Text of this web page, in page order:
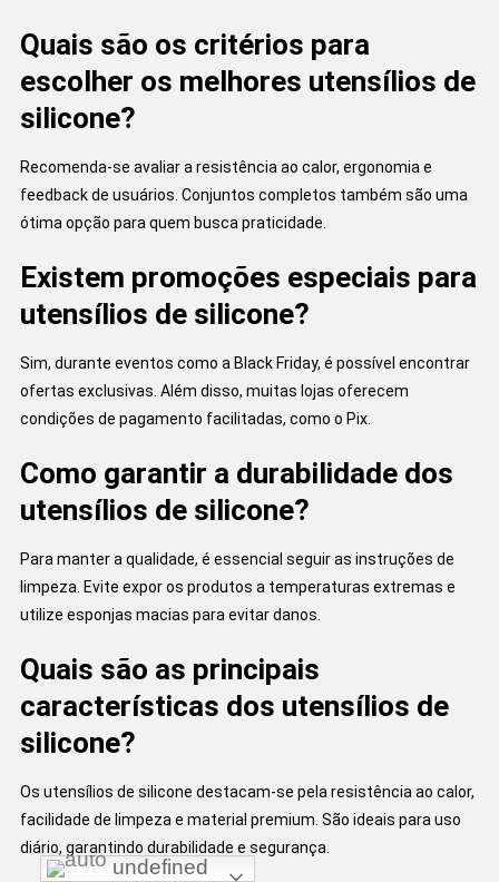
Quais são os critérios para
escolher os melhores utensílios de
silicone?
Recomenda-se avaliar a resistência ao calor, ergonomia e
feedback de usuários. Conjuntos completos também são uma
ótima opção para quem busca praticidade.
Existem promoções especiais para
utensílios de silicone?
Sim, durante eventos como a Black Friday, é possível encontrar
ofertas exclusivas. Além disso, muitas lojas oferecem
condições de pagamento facilitadas, como o Pix.
Como garantir a durabilidade dos
utensílios de silicone?
Para manter a qualidade, é essencial seguir as instruções de
limpeza. Evite expor os produtos a temperaturas extremas e
utilize esponjas macias para evitar danos.
Quais são as principais
características dos utensílios de
silicone?
Os utensílios de silicone destacam-se pela resistência ao calor,
facilidade de limpeza e material premium. São ideais para uso
diário, garantindo durabilidade e segurança.
undefined